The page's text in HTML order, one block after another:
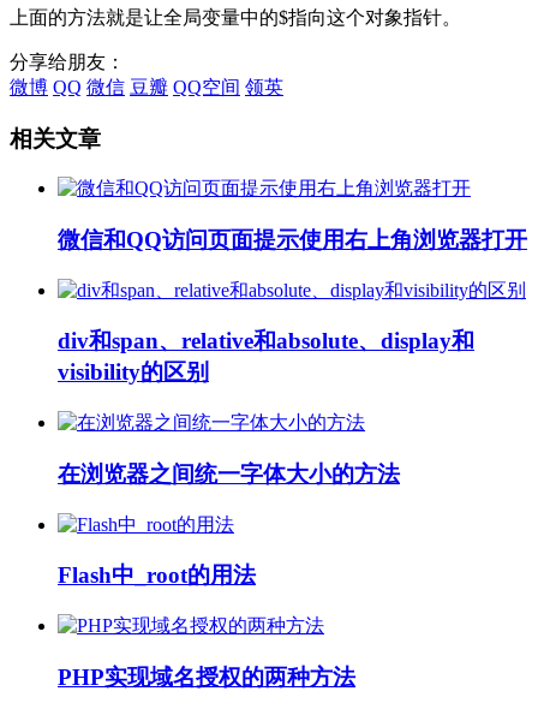
上面的方法就是让全局变量中的$指向这个对象指针。
分享给朋友：
微博 QQ 微信 豆瓣 QQ空间 领英
相关文章
微信和QQ访问页面提示使用右上角浏览器打开
div和span、relative和absolute、display和
visibility的区别
在浏览器之间统一字体大小的方法
Flash中_root的用法
PHP实现域名授权的两种方法